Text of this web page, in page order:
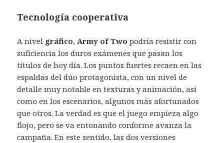
Tecnología cooperativa
A nivel gráfico,Army of Two podría resistir con
suficiencia los duros exámenes que pasan los
títulos de hoy día. Los puntos fuertes recaen en las
espaldas del dúo protagonista, con un nivel de
detalle muy notable en texturas y animación, así
como en los escenarios, algunos más afortunados
que otros. La verdad es que el juego empieza algo
flojo, pero se va entonando conforme avanza la
campaña. En este sentido, las dos versiones